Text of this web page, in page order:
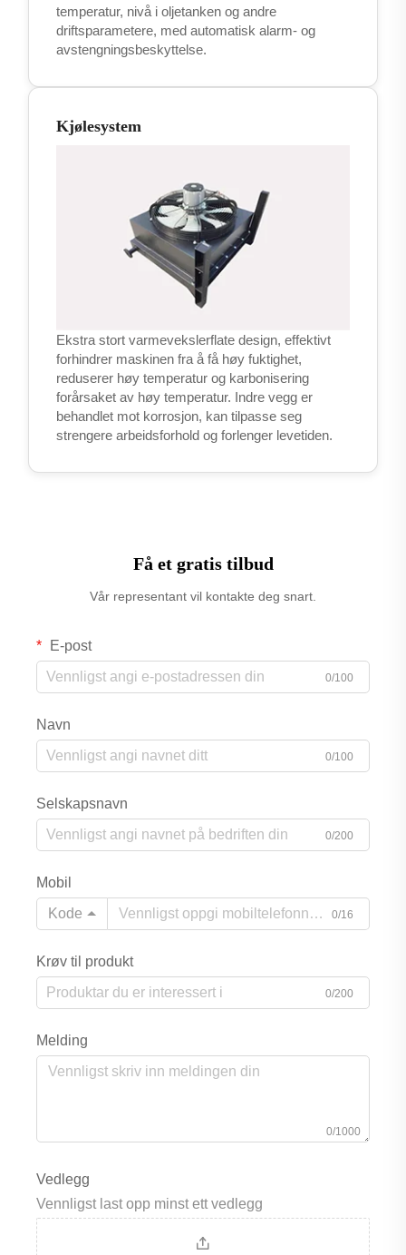
temperatur, nivå i oljetanken og andre
driftsparametere, med automatisk alarm- og
avstengningsbeskyttelse.
Kjølesystem
Ekstra stort varmevekslerflate design, effektivt
forhindrer maskinen fra å få høy fuktighet,
reduserer høy temperatur og karbonisering
forårsaket av høy temperatur. Indre vegg er
behandlet mot korrosjon, kan tilpasse seg
strengere arbeidsforhold og forlenger levetiden.
Få et gratis tilbud
Vår representant vil kontakte deg snart.
E-post
0/100
Navn
0/100
Selskapsnavn
0/200
Mobil
Kode
0/16
Krøv til produkt
0/200
Melding
0/1000
Vedlegg
Vennligst last opp minst ett vedlegg